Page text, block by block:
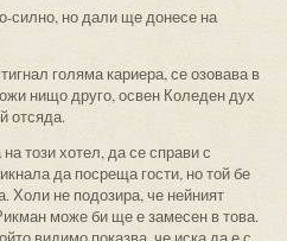
силно, но дали ще донесе на
голяма кариера, се озовава в
нищо друго, освен Коледен дух
отсяда.
този хотел, да се справи с
да посреща гости, но той бе
Холи не подозира, че нейният
може би ще е замесен в това.